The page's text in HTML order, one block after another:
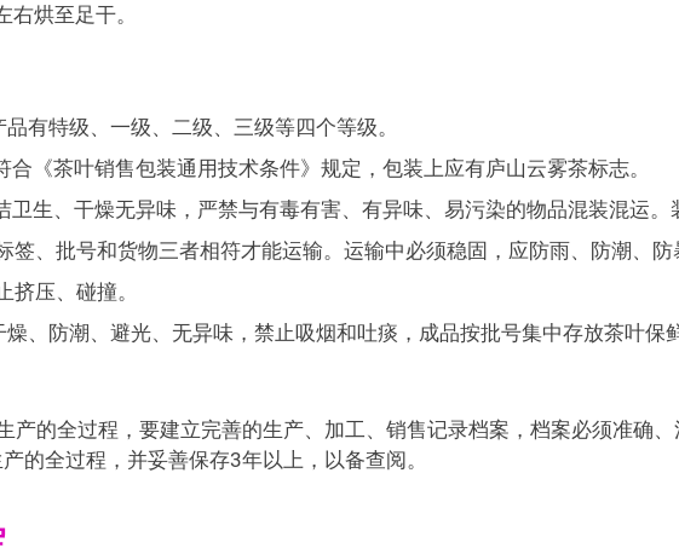
烘至足干。
有特级、一级、二级、三级等四个等级。
合《茶叶销售包装通用技术条件》规定，包装上应有庐山云雾茶标志。
卫生、干燥无异味，严禁与有毒有害、有异味、易污染的物品混装混运。
签、批号和货物三者相符才能运输。运输中必须稳固，应防雨、防潮、防
压、碰撞。
、防潮、避光、无异味，禁止吸烟和吐痰，成品按批号集中存放茶叶保
产的全过程，要建立完善的生产、加工、销售记录档案，档案必须准确、
的全过程，并妥善保存3年以上，以备查阅。